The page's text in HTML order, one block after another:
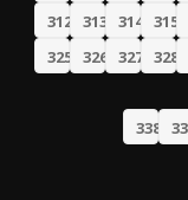
312
313 314 315
325
326 327 328
338